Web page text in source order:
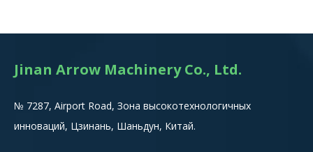
Jinan Arrow Machinery Co., Ltd.
№ 7287, Airport Road, Зона высокотехнологичных
инноваций, Цзинань, Шаньдун, Китай.